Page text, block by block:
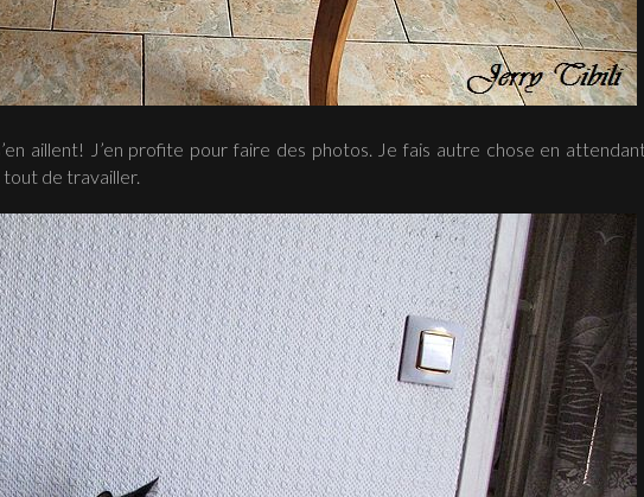
aillent! J’en profite pour faire des photos. Je fais autre chose en
de travailler.